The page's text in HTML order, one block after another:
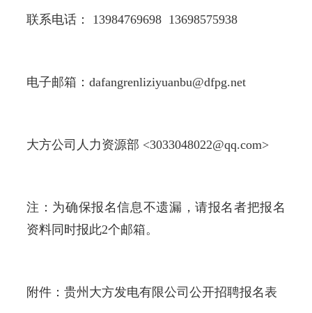
联系电话： 13984769698 13698575938
电子邮箱：dafangrenliziyuanbu@dfpg.net
大方公司人力资源部 <3033048022@qq.com>
注：为确保报名信息不遗漏，请报名者把报名
资料同时报此2个邮箱。
附件：贵州大方发电有限公司公开招聘报名表